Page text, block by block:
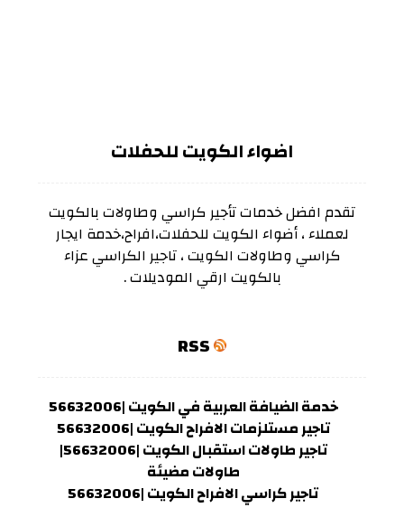
اضواء الكويت للحفلات
تقدم افضل خدمات تأجير كراسي وطاولات بالكويت
لعملاء ، أضواء الكويت للحفلات،افراح،خدمة ايجار
كراسي وطاولات الكويت ، تاجير الكراسي عزاء
بالكويت ارقي الموديلات .
RSS
خدمة الضيافة العربية في الكويت |56632006
تاجير مستلزمات الافراح الكويت |56632006
تاجير طاولات استقبال الكويت |56632006|
طاولات مضيئة
تاجير كراسي الافراح الكويت |56632006